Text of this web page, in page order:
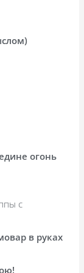
огонь
с
в руках